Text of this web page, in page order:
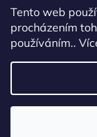
Tento web
procházením
používáním..
Copyright 2026